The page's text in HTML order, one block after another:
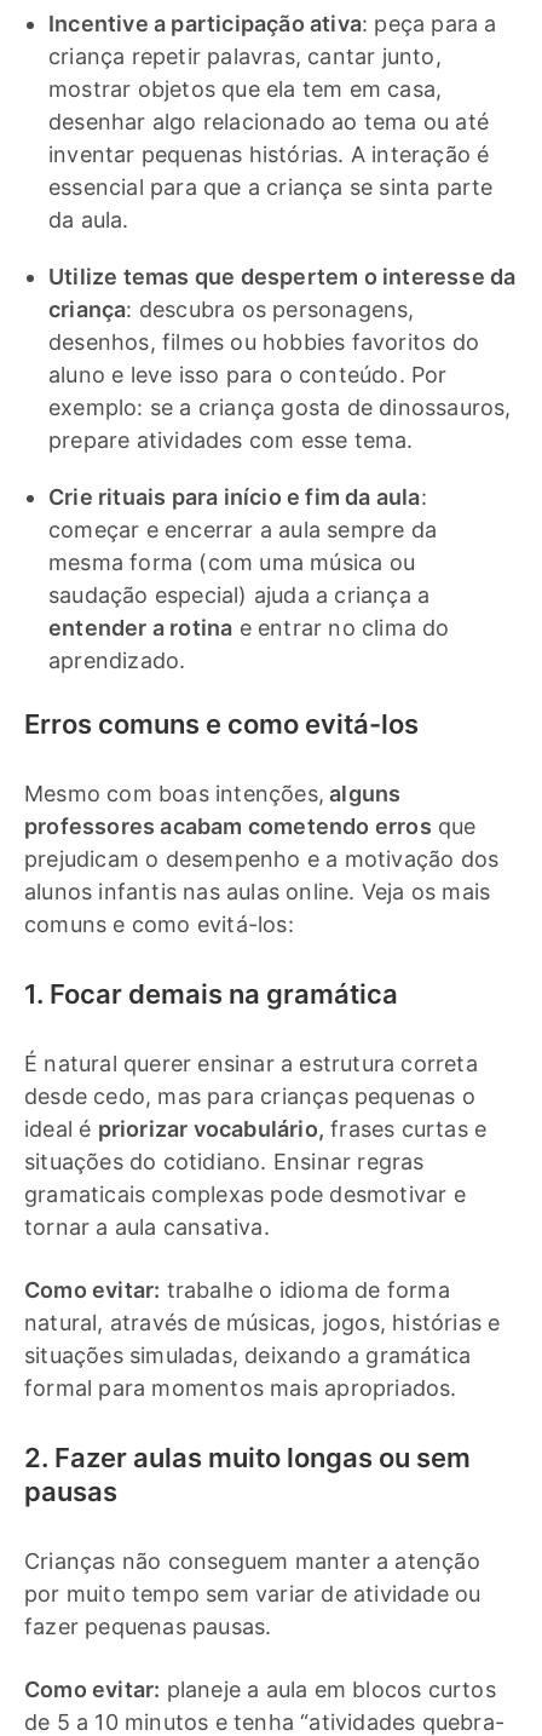
Incentive a participação ativa: peça para a
criança repetir palavras, cantar junto,
mostrar objetos que ela tem em casa,
desenhar algo relacionado ao tema ou até
inventar pequenas histórias. A interação é
essencial para que a criança se sinta parte
da aula.
Utilize temas que despertem o interesse da
criança: descubra os personagens,
desenhos, filmes ou hobbies favoritos do
aluno e leve isso para o conteúdo. Por
exemplo: se a criança gosta de dinossauros,
prepare atividades com esse tema.
Crie rituais para início e fim da aula:
começar e encerrar a aula sempre da
mesma forma (com uma música ou
saudação especial) ajuda a criança a
entender a rotina e entrar no clima do
aprendizado.
Erros comuns e como evitá-los
Mesmo com boas intenções, alguns
professores acabam cometendo erros que
prejudicam o desempenho e a motivação dos
alunos infantis nas aulas online. Veja os mais
comuns e como evitá-los:
1. Focar demais na gramática
É natural querer ensinar a estrutura correta
desde cedo, mas para crianças pequenas o
ideal é priorizar vocabulário, frases curtas e
situações do cotidiano. Ensinar regras
gramaticais complexas pode desmotivar e
tornar a aula cansativa.
Como evitar: trabalhe o idioma de forma
natural, através de músicas, jogos, histórias e
situações simuladas, deixando a gramática
formal para momentos mais apropriados.
2. Fazer aulas muito longas ou sem
pausas
Crianças não conseguem manter a atenção
por muito tempo sem variar de atividade ou
fazer pequenas pausas.
Como evitar: planeje a aula em blocos curtos
de 5 a 10 minutos e tenha “atividades quebra-